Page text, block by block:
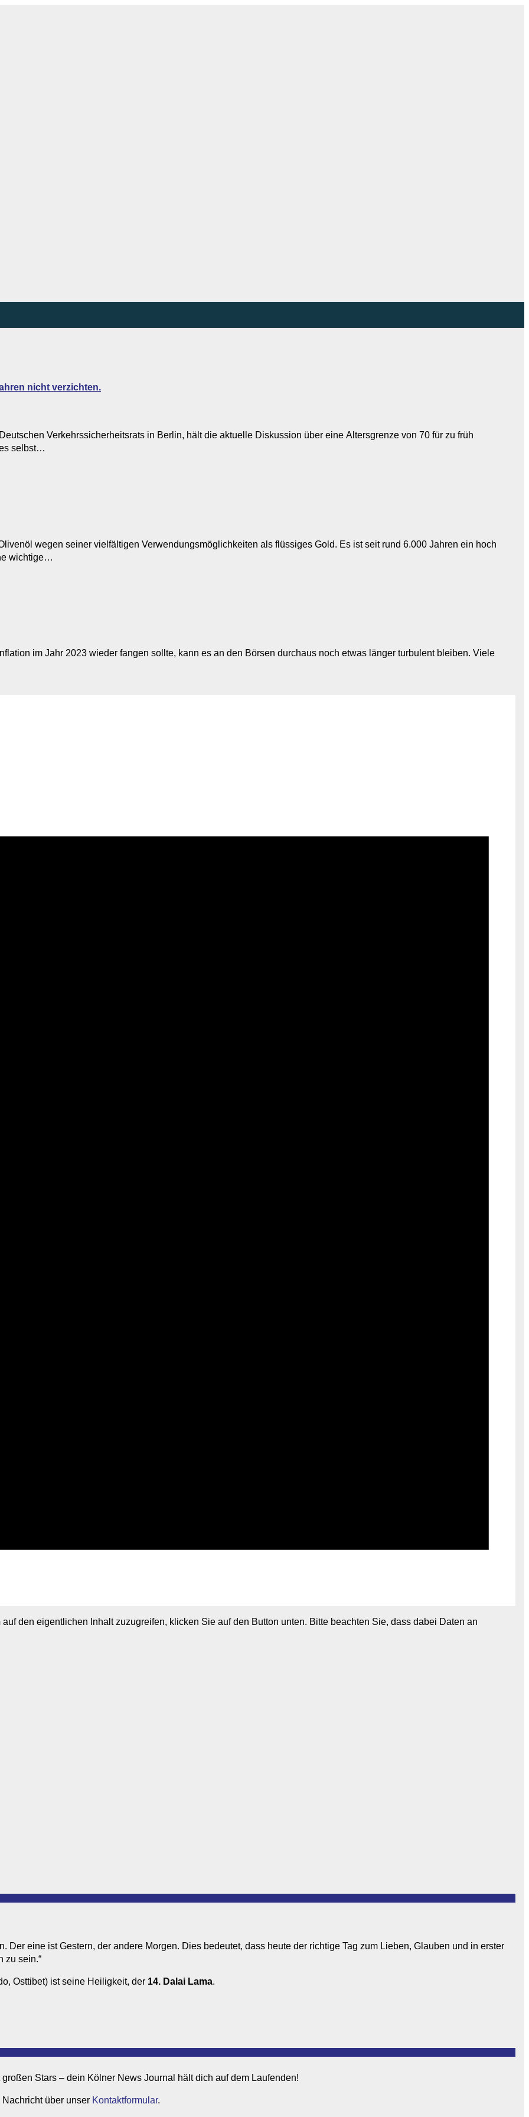
nicht verzichten.
Verkehrssicherheitsrats in Berlin, hält die aktuelle Diskussion über eine Altersgrenze von 70 für zu früh
selbst…
wegen seiner vielfältigen Verwendungsmöglichkeiten als flüssiges Gold. Es ist seit rund 6.000 Jahren ein hoch
wichtige…
im Jahr 2023 wieder fangen sollte, kann es an den Börsen durchaus noch etwas länger turbulent bleiben. Viele
auf den eigentlichen Inhalt zuzugreifen, klicken Sie auf den Button unten. Bitte beachten Sie, dass dabei Daten an
Der eine ist Gestern, der andere Morgen. Dies bedeutet, dass heute der richtige Tag zum Lieben, Glauben und in erster
zu sein.“
Osttibet) ist seine Heiligkeit, der 14. Dalai Lama.
Stars – dein Kölner News Journal hält dich auf dem Laufenden!
über unser Kontaktformular.